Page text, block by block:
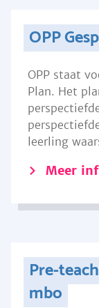
OPP
OPP staat
Plan. Het
leerling
Meer
Pre-
mbo